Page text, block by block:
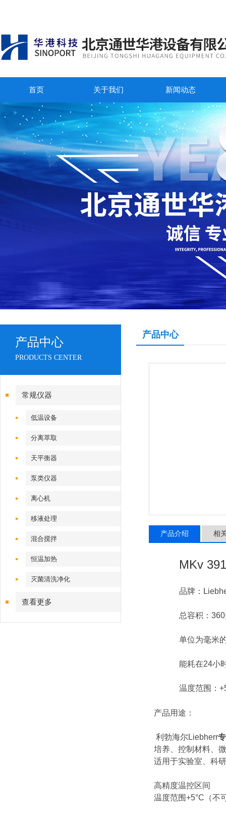
首页 关于我们 新闻动态
产品中心
PRODUCTS CENTER
常规仪器
低温设备
分离萃取
天平衡器
泵类仪器
离心机
移液处理
混合搅拌
恒温加热
灭菌清洗净化
查看更多
产品中心
产品介绍 相
MKv
品牌：
总容积：
单位为毫米
能耗在24小
温度范围：
产品用途：
利勃海尔Liebherr
培养、控制材料、
适用于实验室、科
高精度温控区间
温度范围+5°C（不